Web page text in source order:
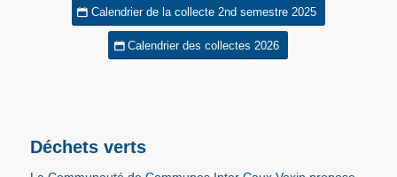
Calendrier de la collecte 2nd semestre 2025
Calendrier des collectes 2026
Déchets verts